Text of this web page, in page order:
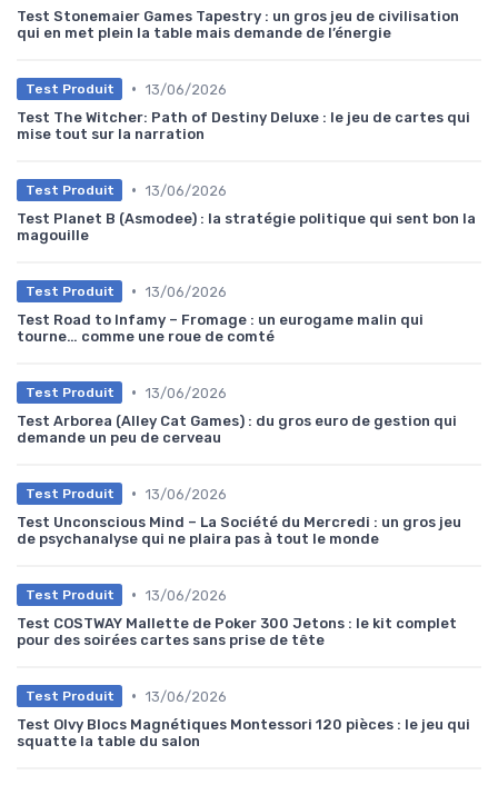
Test Stonemaier Games Tapestry : un gros jeu de civilisation
qui en met plein la table mais demande de l’énergie
Test Produit • 13/06/2026
Test The Witcher: Path of Destiny Deluxe : le jeu de cartes qui
mise tout sur la narration
Test Produit • 13/06/2026
Test Planet B (Asmodee) : la stratégie politique qui sent bon la
magouille
Test Produit • 13/06/2026
Test Road to Infamy – Fromage : un eurogame malin qui
tourne… comme une roue de comté
Test Produit • 13/06/2026
Test Arborea (Alley Cat Games) : du gros euro de gestion qui
demande un peu de cerveau
Test Produit • 13/06/2026
Test Unconscious Mind – La Société du Mercredi : un gros jeu
de psychanalyse qui ne plaira pas à tout le monde
Test Produit • 13/06/2026
Test COSTWAY Mallette de Poker 300 Jetons : le kit complet
pour des soirées cartes sans prise de tête
Test Produit • 13/06/2026
Test Olvy Blocs Magnétiques Montessori 120 pièces : le jeu qui
squatte la table du salon